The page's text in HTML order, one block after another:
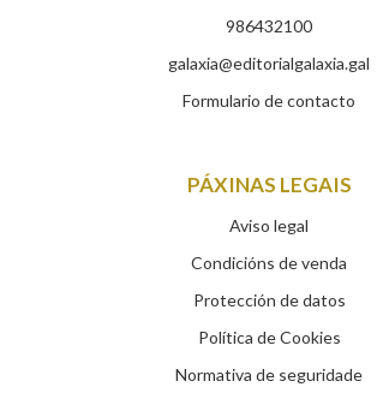
986432100
galaxia@editorialgalaxia.gal
Formulario de contacto
PÁXINAS LEGAIS
Aviso legal
Condicións de venda
Protección de datos
Política de Cookies
Normativa de seguridade